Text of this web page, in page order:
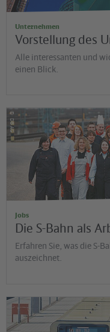
Unternehmen
Vorstellung des
Alle interessanten und
einen Blick.
©
DB AG
Jobs
Die S-Bahn als
Erfahren Sie, was die S-
auszeichnet.